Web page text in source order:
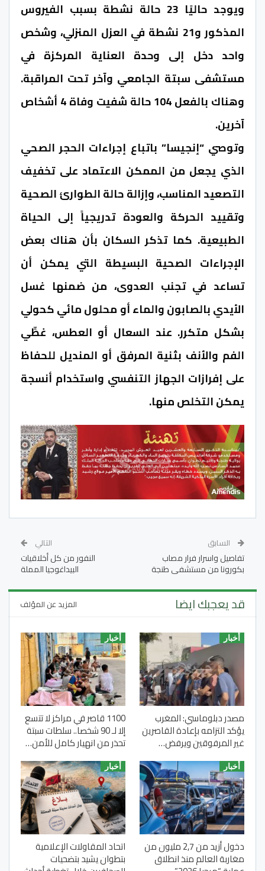
ويوجد حاليًا 23 حالة نشطة بسبب الفيروس
المذكور و21 نشطة في العزل المنزلي، وشخص
واحد دخل إلى وحدة العناية المركزة في
مستشفى سبتة الجامعي وآخر تحت المراقبة.
وهناك بالفعل 104 حالة شفيت وفاة 4 أشخاص
آخرين.
وتوصي “إنجيسا” باتباع إجراءات الحجر الصحي
الذي يجعل من الممكن الاعتماد على تخفيف
التصعيد المناسب، وإزالة حالة الطوارئ الصحية
وتقييد الحركة والعودة تدريجياً إلى الحياة
الطبيعية. كما تذكر السكان بأن هناك بعض
الإجراءات الصحية البسيطة التي يمكن أن
تساعد في تجنب العدوى، من ضمنها غسل
الأيدي بالصابون والماء أو محلول مائي كحولي
بشكل متكرر. عند السعال أو العطس، غطِّي
الفم والأنف بثنية المرفق أو المنديل للحفاظ
على إفرازات الجهاز التنفسي واستخدام أنسجة
يمكن التخلص منها.
السابق
تفاصيل واسرار فرار مصاب
بكورونا من مستشفى طنجة
التالي
النفور من كل أخلاقيات
البيداغوجيا المملة
قد يعجبك ايضا المزيد عن المؤلف
أخبار
مصدر دبلوماسي: المغرب
يؤكد التزامه بإعادة القاصرين
غير المرفوقين ويرفض…
أخبار
1100 قاصر في مراكز لا تتسع
إلا لـ 90 شخصا.. سلطات سبتة
تحذر من انهيار كامل للأمن…
أخبار
دخول أزيد من 2,7 مليون من
مغاربة العالم منذ انطلاق
أخبار
اتحاد المقاولات الإعلامية
بتطوان يشيد بتضحيات